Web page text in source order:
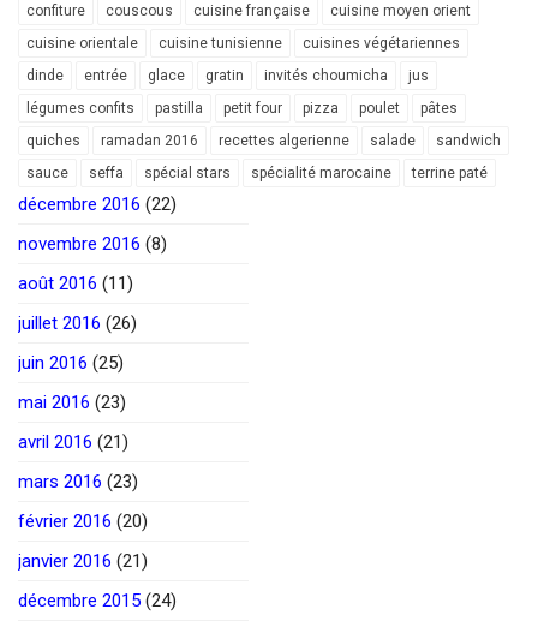
confiture couscous cuisine française
cuisine moyen orient
cuisine orientale
cuisine tunisienne
cuisines végétariennes
dinde
entrée glace gratin invités choumicha
jus
légumes confits
pastilla petit four pizza poulet
pâtes
quiches
ramadan 2016 recettes algerienne salade
sandwich
sauce
seffa spécial stars spécialité marocaine terrine paté
décembre 2016 (22)
novembre 2016 (8)
août 2016 (11)
juillet 2016 (26)
juin 2016 (25)
mai 2016 (23)
avril 2016 (21)
mars 2016 (23)
février 2016 (20)
janvier 2016 (21)
décembre 2015 (24)